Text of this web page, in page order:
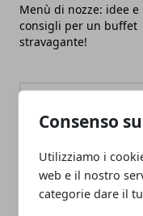
Consenso
Utilizziamo i
web e il nostro
categorie dare il
Menù di nozze: idee e
consigli per un buffet
stravagante!